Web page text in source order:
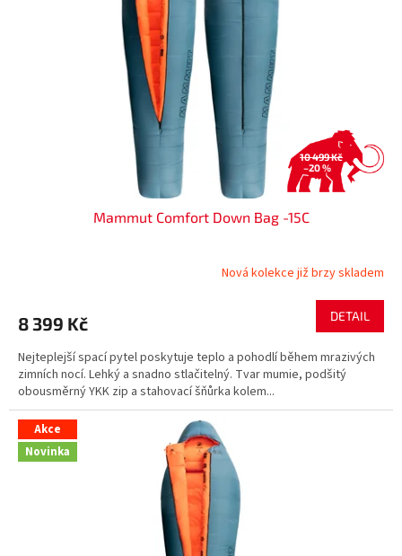
10 499 Kč
–20 %
Mammut Comfort Down Bag -15C
Nová kolekce již brzy skladem
8 399 Kč DETAIL
Nejteplejší spací pytel poskytuje teplo a pohodlí během mrazivých
zimních nocí. Lehký a snadno stlačitelný. Tvar mumie, podšitý
obousměrný YKK zip a stahovací šňůrka kolem...
Akce
Novinka